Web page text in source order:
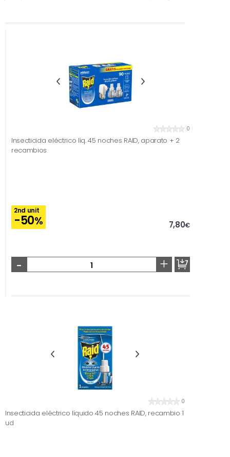
0
Insecticida eléctrico líq. 45 noches RAID, aparato + 2
recambios
2nd unit
-50% 7,80€
- +
0
Insecticida eléctrico líquido 45 noches RAID, recambio 1
ud